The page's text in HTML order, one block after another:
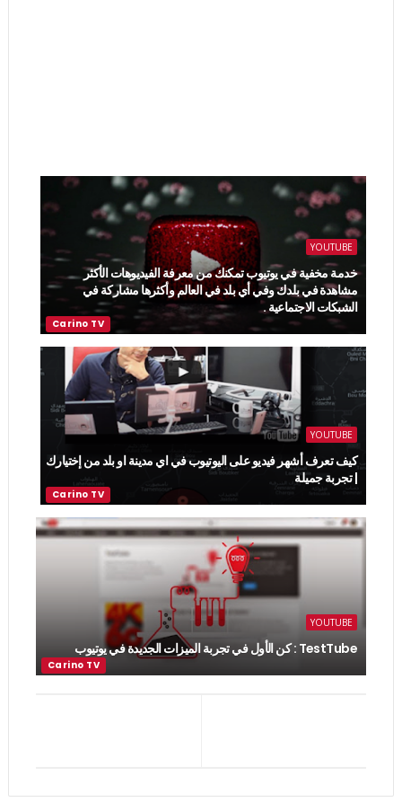
YOUTUBE
خدمة مخفية في يوتيوب تمكنك من معرفة الفيديوهات الأكثر
مشاهدة في بلدك وفي أي بلد في العالم وأكثرها مشاركة في
الشبكات الاجتماعية .
YOUTUBE
كيف تعرف أشهر فيديو على اليوتيوب في اي مدينة او بلد من إختيارك
| تجربة جميلة
YOUTUBE
TestTube : كن الأول في تجربة الميزات الجديدة في يوتيوب